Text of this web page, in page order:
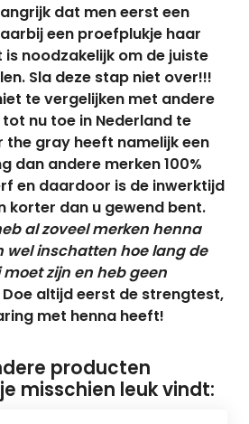
dat men eerst een
een proefplukje haar
noodzakelijk om de juiste
Sla deze stap niet over!!!
te vergelijken met andere
nu toe in Nederland te
the gray heeft namelijk een
dan andere merken 100%
en daardoor is de inwerktijd
korter dan u gewend bent.
al zoveel merken henna
wel inschatten hoe lang de
zijn en heb geen
Doe altijd eerst de strengtest,
met henna heeft!
producten
misschien leuk vindt: